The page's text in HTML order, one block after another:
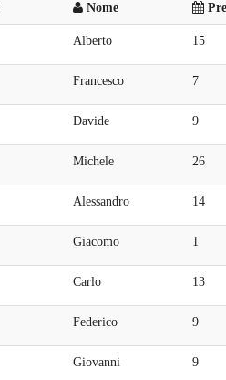
Nome
Alberto 15
Francesco 7
Davide 9
Michele 26
Alessandro 14
Giacomo 1
Carlo 13
Federico 9
Giovanni 9